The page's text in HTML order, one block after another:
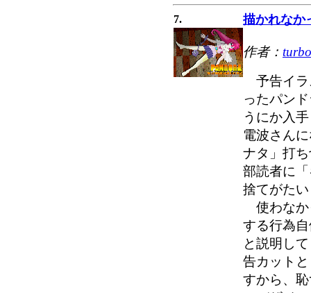
7. 描かれなか
作者： turbo
予告イラ
ったパン
うにか入
電波さん
ナタ」打
部読者に
捨てがた
使わなか
する行為
と説明し
告カット
すから、